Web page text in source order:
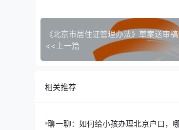
《北京市居住证管理办法》草案送审
<<上一篇
相关推荐
聊一聊：如何给小孩办理北京户口，